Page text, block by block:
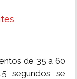
de 35 a 60
segundos se